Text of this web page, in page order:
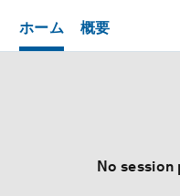
ホーム 概要
No